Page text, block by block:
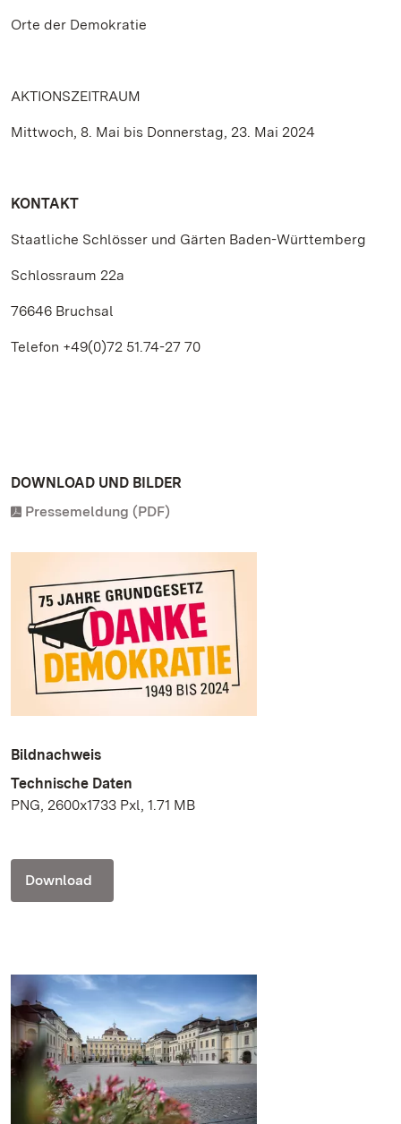
Orte der Demokratie
AKTIONSZEITRAUM
Mittwoch, 8. Mai bis Donnerstag, 23. Mai 2024
KONTAKT
Staatliche Schlösser und Gärten Baden-Württemberg
Schlossraum 22a
76646 Bruchsal
Telefon +49(0)72 51.74-27 70
DOWNLOAD UND BILDER
Pressemeldung (PDF)
Bildnachweis
Technische Daten
PNG, 2600x1733 Pxl, 1.71 MB
Download